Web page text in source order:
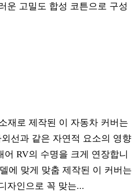
운 고밀도 합성 코튼으로 구성
재로 제작된 이 자동차 커버는
선과 같은 자연적 요소의 영향
어 RV의 수명을 크게 연장합니
에 맞게 맞춤 제작된 이 커버는
자인으로 꼭 맞는...